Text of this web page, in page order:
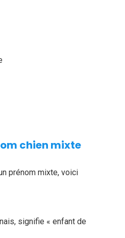
chien mixte
prénom mixte, voici
signifie « enfant de